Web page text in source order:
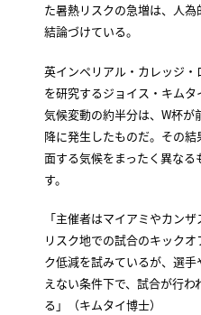
た暑熱リスクの急増は、人
結論づけている。
英インペリアル・カレッジ
を研究するジョイス・キム
気候変動の約半分は、W杯が
降に発生したものだ。その
面する気候をまったく異な
す。
「主催者はマイアミやカン
リスク地での試合のキック
ク低減を試みているが、選
えない条件下で、試合が行
る」（キムタイ博士）